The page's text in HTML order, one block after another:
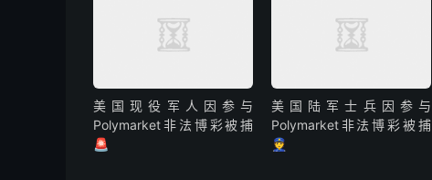
美国现役军人因参与
Polymarket非法博彩被捕
🚨
美国陆军士兵因参与
Polymarket非法博彩被捕
👮